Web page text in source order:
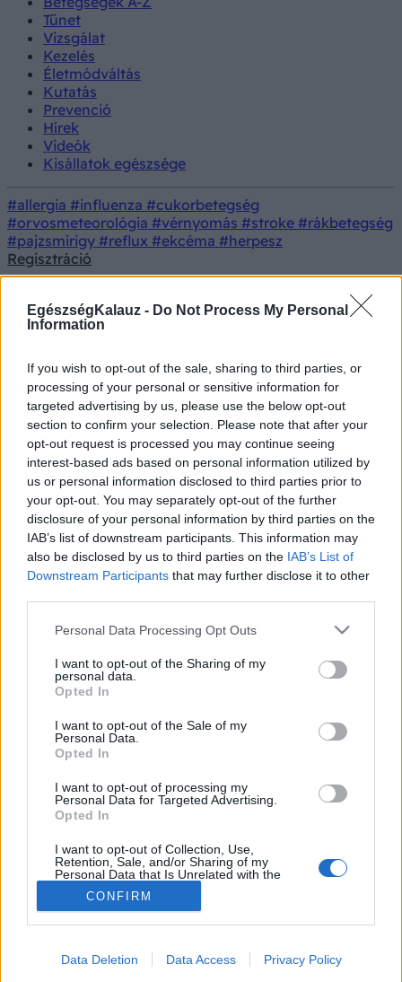
EgészségKalauz - Do Not Process My Personal
Information
If you wish to opt-out of the sale, sharing to third parties, or
processing of your personal or sensitive information for
targeted advertising by us, please use the below opt-out
section to confirm your selection. Please note that after your
opt-out request is processed you may continue seeing
interest-based ads based on personal information utilized by
us or personal information disclosed to third parties prior to
your opt-out. You may separately opt-out of the further
disclosure of your personal information by third parties on the
IAB’s list of downstream participants. This information may
also be disclosed by us to third parties on the IAB’s List of
Downstream Participants that may further disclose it to other
Please note that this website/app uses one or more Google
not limited to your visit or usage behaviour. You may click to
grant or deny consent to Google and its third-party tags to
use your data for below specified purposes in below Google
consent section.
Personal Data Processing Opt Outs
I want to opt-out of the Sharing of my
personal data.
Opted In
I want to opt-out of the Sale of my
Personal Data.
Opted In
I want to opt-out of processing my
Personal Data for Targeted Advertising.
Opted In
I want to opt-out of Collection, Use,
Retention, Sale, and/or Sharing of my
Personal Data that Is Unrelated with the
Purposes for which it was collected.
Opted Out
CONFIRM
Data Deletion Data Access Privacy Policy
Tünet
Vizsgálat
Kezelés
Életmódváltás
Kutatás
Prevenció
Hírek
Videók
Kisállatok egészsége
#allergia #influenza #cukorbetegség
#orvosmeteorológia #vérnyomás #stroke #rákbetegség
#pajzsmirigy #reflux #ekcéma #herpesz
Regisztráció
18+
Elmúlt már 18 éves?Ezen az oldalon felnőtt tartalom
található!
Igen
Nem
Tünet
Fájdalom, viszketés? Ugyanaz a tünet többféle
nemi betegségre is utalhat
Fájdalom, viszketés? Ugyanaz a
tünet többféle nemi betegségre is
utalhat